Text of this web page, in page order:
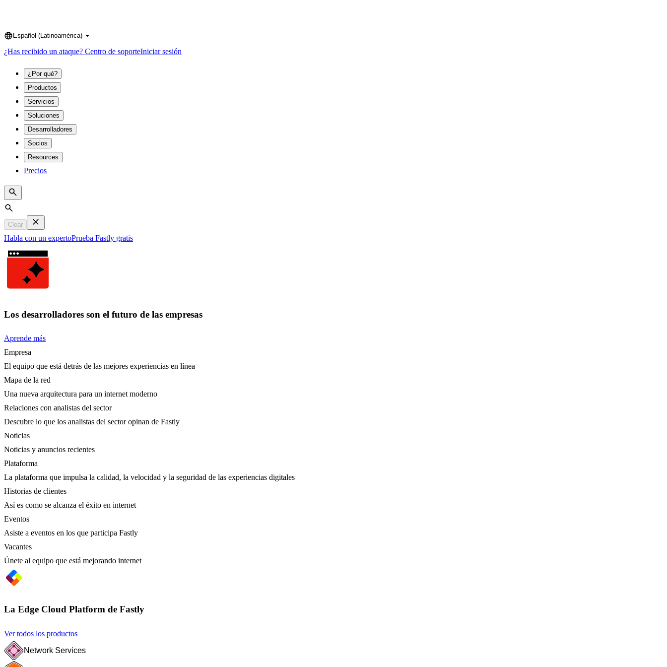
Language
Español (Latinoamérica)
¿Has recibido un ataque? Centro de soporteIniciar sesión
¿Por qué?
Productos
Servicios
Soluciones
Desarrolladores
Socios
Resources
Precios
Search
Clear
Habla con un expertoPrueba Fastly gratis
Los desarrolladores son el futuro de las empresas
Aprende más
Empresa
El equipo que está detrás de las mejores experiencias en línea
Mapa de la red
Una nueva arquitectura para un internet moderno
Relaciones con analistas del sector
Descubre lo que los analistas del sector opinan de Fastly
Noticias
Noticias y anuncios recientes
Plataforma
La plataforma que impulsa la calidad, la velocidad y la seguridad de las experiencias digitales
Historias de clientes
Así es como se alcanza el éxito en internet
Eventos
Asiste a eventos en los que participa Fastly
Vacantes
Únete al equipo que está mejorando internet
La Edge Cloud Platform de Fastly
Ver todos los productos
Network Services